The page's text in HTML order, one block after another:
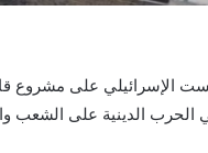
على مشروع
الحرب الدينية على الشعب